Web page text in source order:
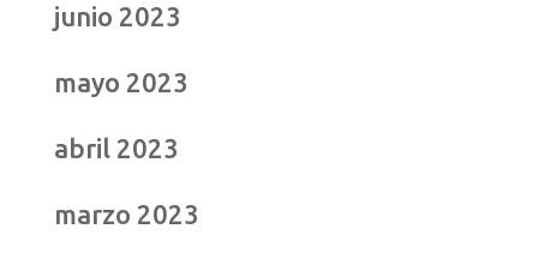
junio 2023
mayo 2023
abril 2023
marzo 2023